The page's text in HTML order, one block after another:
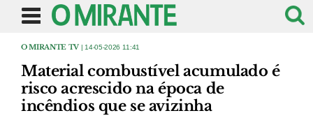
O MIRANTE TV | 14-05-2026 11:41
Material combustível acumulado é
risco acrescido na época de
incêndios que se avizinha